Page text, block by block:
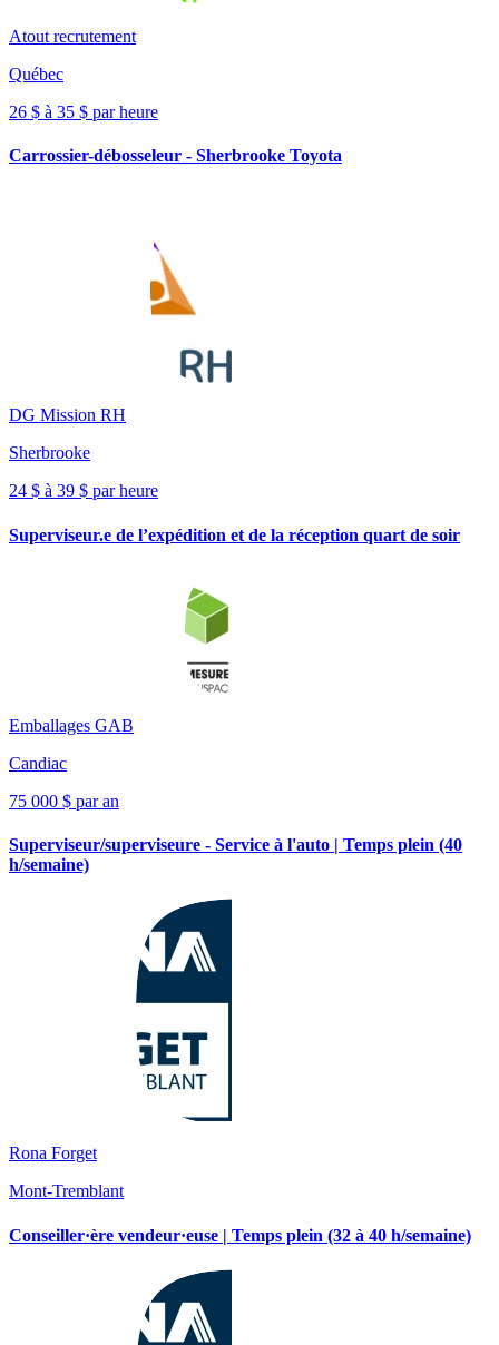
Atout recrutement
Québec
26 $ à 35 $ par heure
Carrossier-débosseleur - Sherbrooke Toyota
DG Mission RH
Sherbrooke
24 $ à 39 $ par heure
Superviseur.e de l’expédition et de la réception quart de soir
Emballages GAB
Candiac
75 000 $ par an
Superviseur/superviseure - Service à l'auto | Temps plein (40
h/semaine)
Rona Forget
Mont-Tremblant
Conseiller·ère vendeur·euse | Temps plein (32 à 40 h/semaine)